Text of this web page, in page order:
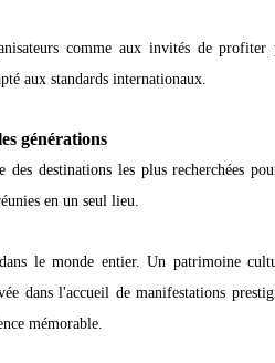
comme aux invités de profiter
aux standards internationaux.
générations
destinations les plus recherchées
en un seul lieu.
le monde entier. Un patrimoine
dans l'accueil de manifestations
mémorable.